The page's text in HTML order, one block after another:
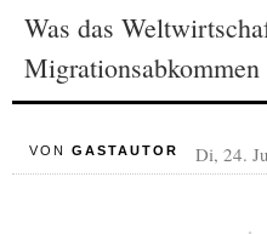
Was das
VON GASTAUTOR Di, 24.